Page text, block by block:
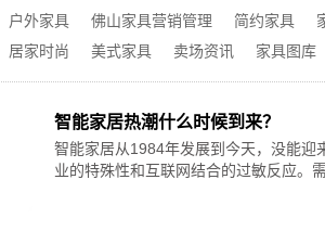
一件不错的氛围椅，让看见它的人都
为家居空间中一道亮丽的风景。据了解
的特点，创造出独特的异域空间，地
计，粗野自然的设计更能带来个性化的
背景墙，在简洁中表现出非凡的个性，
立的小书房。
户外家具 佛山家具营销管理 简约家具
居家时尚 美式家具 卖场资讯 家具图库
智能家居热潮什么时候到来？
智能家居从1984年发展到今天，没能迎
业的特殊性和互联网结合的过敏反应。